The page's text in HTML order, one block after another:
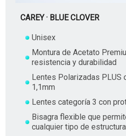
CAREY · BLUE CLOVER
Unisex
Montura de Acetato
resistencia y durabilidad
Lentes Polarizadas PLUS
1,1mm
Lentes categoría 3 con
Bisagra flexible que
cualquier tipo de